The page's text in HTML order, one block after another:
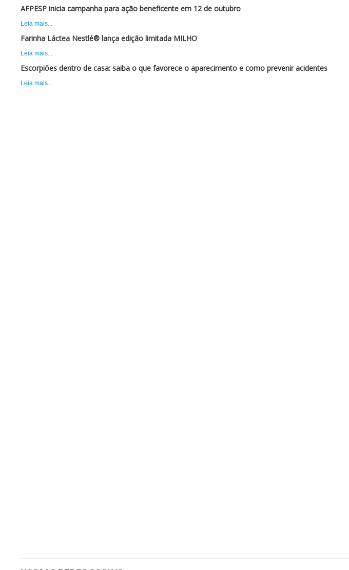
AFPESP inicia campanha para ação beneficente em 12 de outubro
Leia mais...
Farinha Láctea Nestlé® lança edição limitada MILHO
Leia mais...
Escorpiões dentro de casa: saiba o que favorece o aparecimento e como prevenir acidentes
Leia mais...